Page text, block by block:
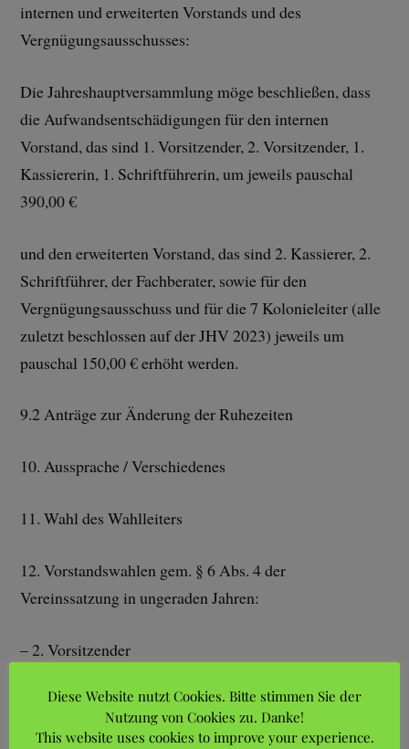
internen und erweiterten Vorstands und des
Vergnügungsausschusses:
Die Jahreshauptversammlung möge beschließen, dass
die Aufwandsentschädigungen für den internen
Vorstand, das sind 1. Vorsitzender, 2. Vorsitzender, 1.
Kassiererin, 1. Schriftführerin, um jeweils pauschal
390,00 €
und den erweiterten Vorstand, das sind 2. Kassierer, 2.
Schriftführer, der Fachberater, sowie für den
Vergnügungsausschuss und für die 7 Kolonieleiter (alle
zuletzt beschlossen auf der JHV 2023) jeweils um
pauschal 150,00 € erhöht werden.
9.2 Anträge zur Änderung der Ruhezeiten
10. Aussprache / Verschiedenes
11. Wahl des Wahlleiters
12. Vorstandswahlen gem. § 6 Abs. 4 der
Vereinssatzung in ungeraden Jahren:
– 2. Vorsitzender
– 1. Kassierer
Diese Website nutzt Cookies. Bitte stimmen Sie der
Nutzung von Cookies zu. Danke!
This website uses cookies to improve your experience.